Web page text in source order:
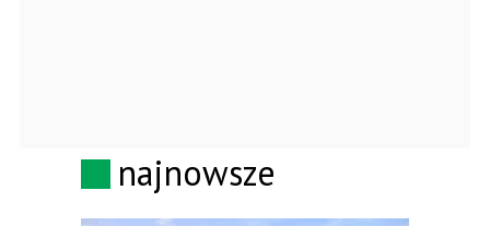
najnowsze